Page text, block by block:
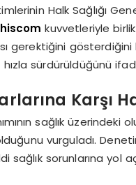
Halk Sağlığı
kuvvetleriyle
gerektiğini
hızla sürdürüldüğünü
Karşı
sağlık
vurguladı.
sağlık sorunlarına